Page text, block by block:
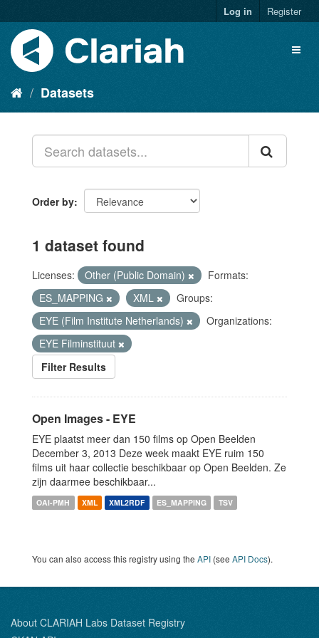
Log in Register
Datasets
Order by
1 dataset found
Licenses: Other (Public Domain)
Formats:
ES_MAPPING
XML
Groups:
EYE (Film Institute Netherlands)
Organizations:
EYE Filminstituut
Filter Results
Open Images - EYE
EYE plaatst meer dan 150 films op Open Beelden
December 3, 2013 Deze week maakt EYE ruim 150
films uit haar collectie beschikbaar op Open Beelden. Ze
zijn daarmee beschikbaar...
OAI-PMH XML XML2RDF ES_MAPPING TSV
You can also access this registry using the API (see API Docs).
About CLARIAH Labs Dataset Registry